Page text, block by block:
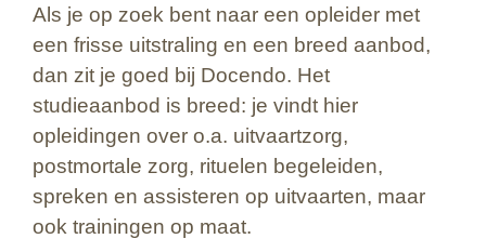
Als je op zoek bent naar een opleider met
een frisse uitstraling en een breed aanbod,
dan zit je goed bij Docendo. Het
studieaanbod is breed: je vindt hier
opleidingen over o.a. uitvaartzorg,
postmortale zorg, rituelen begeleiden,
spreken en assisteren op uitvaarten, maar
ook trainingen op maat.